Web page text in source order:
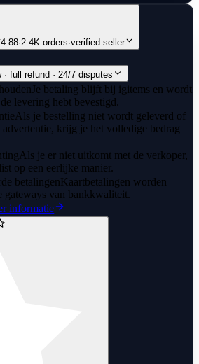
4.88·2.4K orders·verified seller
· full refund · 24/7 disputes
Je betaling blijft bij igitems en wordt
levering hebt bevestigd.
Als je bestelling niet wordt geleverd of
krijg je het volledige bedrag
Als je er niet uitkomt met de verkoper,
op een eerlijke manier.
betalingenKaartbetalingen worden
gateways van bankkwaliteit.
informatie